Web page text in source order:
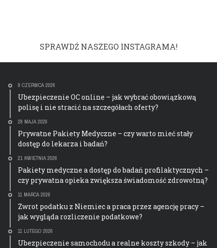
SPRAWDŹ NASZEGO INSTAGRAMA!
9 CZERWCA 2026
Ubezpieczenie OC online – jak wybrać obowiązkową
polisę i nie stracić na szczegółach oferty?
28 MAJA 2026
Prywatne Pakiety Medyczne – czy warto mieć stały
dostęp do lekarza i badań?
21 KWIETNIA 2026
Pakiety medyczne a dostęp do badań profilaktycznych –
czy prywatna opieka zwiększa świadomość zdrowotną?
11 MARCA 2026
Zwrot podatku z Niemiec a praca przez agencję pracy –
jak wygląda rozliczenie podatkowe?
11 LUTEGO 2026
Ubezpieczenie samochodu a realne koszty szkody – jak